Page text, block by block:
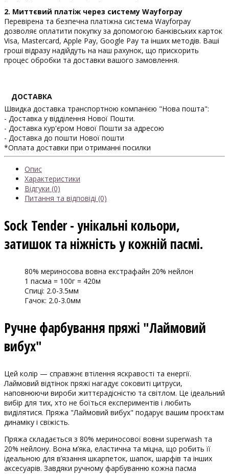
2. Миттєвий платіж через систему Wayforpay
Перевірена та безпечна платіжна система Wayforpay
дозволяє оплатити покупку за допомогою банківських карток
Visa, Mastercard, Apple Pay, Google Pay та інших методів. Ваші
гроші відразу надійдуть на наш рахунок, що прискорить
процес обробки та доставки вашого замовлення.
ДОСТАВКА
Швидка доставка транспортною компанією "Нова пошта":
- Доставка у відділення Нової Пошти.
- Доставка кур'єром Нової Пошти за адресою
- Доставка до пошти Нової пошти
*Оплата доставки при отриманні посилки
Опис
Характеристики
Відгуки (0)
Питання та відповіді (0)
Sock Tender - унікальні кольори,
затишок та ніжність у кожній пасмі.
80% мериносова вовна екстрафайн 20% нейлон
1 пасма = 100г = 420м
Спиці: 2.0-3.5мм
Гачок: 2.0-3.0мм
Ручне фарбування пряжі "Лаймовий
вибух"
Цей колір — справжнє втілення яскравості та енергії.
Лаймовий відтінок пряжі нагадує соковиті цитруси,
наповнюючи вироби життєрадісністю та світлом. Це ідеальний
вибір для тих, хто не боїться експериментів і любить
виділятися. Пряжа "Лаймовий вибух" подарує вашим проєктам
динаміку і свіжість.
Пряжа складається з 80% мериносової вовни superwash та
20% нейлону. Вона м’яка, еластична та міцна, що робить її
ідеальною для в’язання шкарпеток, шапок, шарфів та інших
аксесуарів. Завдяки ручному фарбуванню кожна пасма